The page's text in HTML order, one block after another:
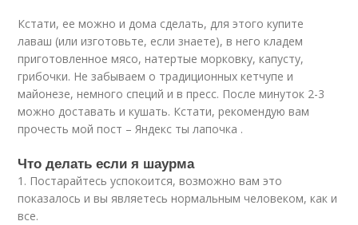
Кстати, ее можно и дома сделать, для этого купите
лаваш (или изготовьте, если знаете), в него кладем
приготовленное мясо, натертые морковку, капусту,
грибочки. Не забываем о традиционных кетчупе и
майонезе, немного специй и в пресс. После минуток 2-3
можно доставать и кушать. Кстати, рекомендую вам
прочесть мой пост – Яндекс ты лапочка .
Что делать если я шаурма
1. Постарайтесь успокоится, возможно вам это
показалось и вы являетесь нормальным человеком, как и
все.